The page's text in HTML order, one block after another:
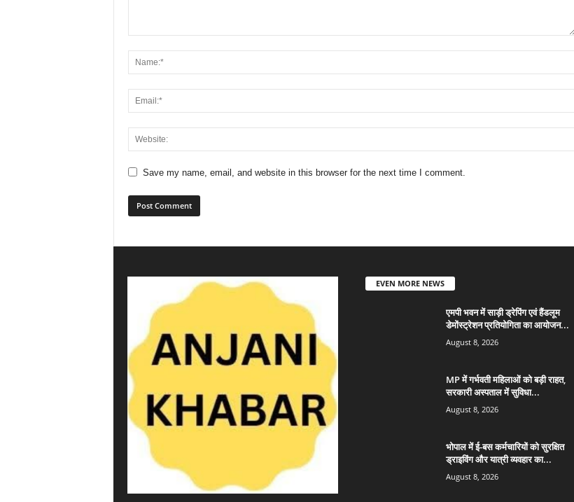
Save my name, email, and website in this browser for the next time I comment.
EVEN MORE NEWS
एमपी भवन में साड़ी ड्रेपिंग एवं हैंडलूम
डेमोंस्ट्रेशन प्रतियोगिता का आयोजन...
August 8, 2026
MP में गर्भवती महिलाओं को बड़ी राहत,
सरकारी अस्पताल में सुविधा...
August 8, 2026
भोपाल में ई-बस कर्मचारियों को सुरक्षित
ड्राइविंग और यात्री व्यवहार का...
August 8, 2026